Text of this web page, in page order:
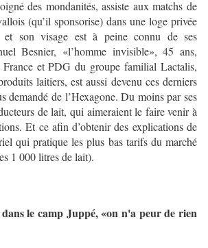
des mondanités, assiste aux matchs de
(qu’il sponsorise) dans une loge privée
et son visage est à peine connu de ses
Besnier, «l’homme invisible», 45 ans,
et PDG du groupe familial Lactalis,
laitiers, est aussi devenu ces derniers
demandé de l’Hexagone. Du moins par ses
de lait, qui aimeraient le faire venir à
Et ce afin d’obtenir des explications de
qui pratique les plus bas tarifs du marché
1 000 litres de lait).
le camp Juppé, «on n'a peur de rien